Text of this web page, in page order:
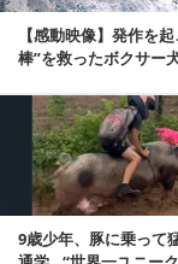
【感動映像】発作を
棒”を救ったボクサー
9歳少年、豚に乗って